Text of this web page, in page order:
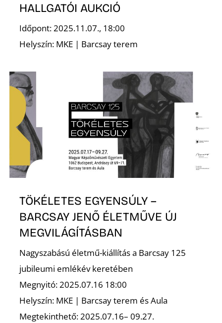
HALLGATÓI AUKCIÓ
Időpont: 2025.11.07., 18:00
Helyszín: MKE | Barcsay terem
TÖKÉLETES EGYENSÚLY –
BARCSAY JENŐ ÉLETMŰVE ÚJ
MEGVILÁGÍTÁSBAN
Nagyszabású életmű-kiállítás a Barcsay 125
jubileumi emlékév keretében
Megnyitó: 2025.07.16 18:00
Helyszín: MKE | Barcsay terem és Aula
Megtekinthető: 2025.07.16– 09.27.